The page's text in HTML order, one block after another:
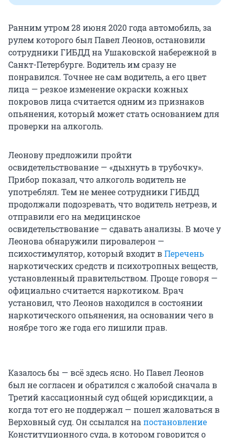
Ранним утром 28 июня 2020 года автомобиль, за
рулем которого был Павел Леонов, остановили
сотрудники ГИБДД на Ушаковской набережной в
Санкт-Петербурге. Водитель им сразу не
понравился. Точнее не сам водитель, а его цвет
лица — резкое изменение окраски кожных
покровов лица считается одним из признаков
опьянения, который может стать основанием для
проверки на алкоголь.
Леонову предложили пройти
освидетельствование — «дыхнуть в трубочку».
Прибор показал, что алкоголь водитель не
употреблял. Тем не менее сотрудники ГИБДД
продолжали подозревать, что водитель нетрезв, и
отправили его на медицинское
освидетельствование — сдавать анализы. В моче у
Леонова обнаружили пировалерон —
психостимулятор, который входит вПеречень
наркотических средств и психотропных веществ,
установленный правительством. Проще говоря —
официально считается наркотиком. Врач
установил, что Леонов находился в состоянии
наркотического опьянения, на основании чего в
ноябре того же года его лишили прав.
Казалось бы — всё здесь ясно. Но Павел Леонов
был не согласен и обратился с жалобой сначала в
Третий кассационный суд общей юрисдикции, а
когда тот его не поддержал — пошел жаловаться в
Верховный суд. Он ссылался на постановление
Конституционного суда, в котором говорится о